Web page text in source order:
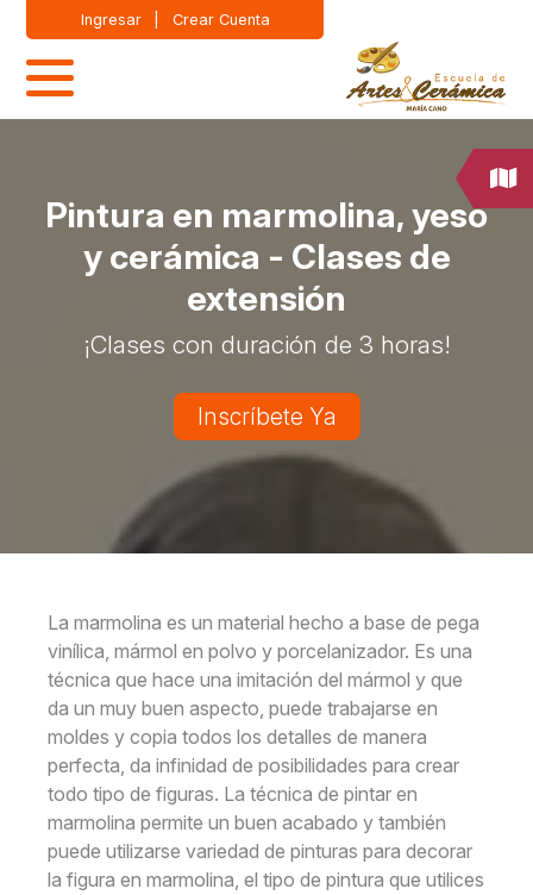
Ingresar Crear Cuenta
Pintura en marmolina, yeso
y cerámica - Clases de
extensión
¡Clases con duración de 3 horas!
Inscríbete Ya
La marmolina es un material hecho a base de pega
vinílica, mármol en polvo y porcelanizador. Es una
técnica que hace una imitación del mármol y que
da un muy buen aspecto, puede trabajarse en
moldes y copia todos los detalles de manera
perfecta, da infinidad de posibilidades para crear
todo tipo de figuras. La técnica de pintar en
marmolina permite un buen acabado y también
puede utilizarse variedad de pinturas para decorar
la figura en marmolina, el tipo de pintura que utilices